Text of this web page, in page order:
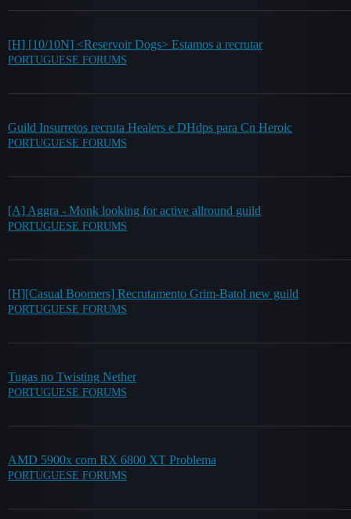
[H] [10/10N] <Reservoir Dogs> Estamos a recrutar
PORTUGUESE FORUMS
Guild Insurretos recruta Healers e DHdps para Cn Heroic
PORTUGUESE FORUMS
[A] Aggra - Monk looking for active allround guild
PORTUGUESE FORUMS
[H][Casual Boomers] Recrutamento Grim-Batol new guild
PORTUGUESE FORUMS
Tugas no Twisting Nether
PORTUGUESE FORUMS
AMD 5900x com RX 6800 XT Problema
PORTUGUESE FORUMS